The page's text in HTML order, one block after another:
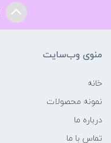
منوی وب‌سایت
خانه
نمونه محصولات
درباره ما
تماس با ما